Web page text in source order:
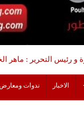
و رئيس التحرير : ماهر
الاخبار ندوات ومعارض